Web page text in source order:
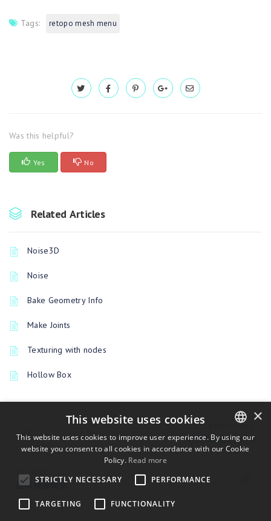
Tags: retopo mesh menu
Was this helpful?
Yes No
Related Articles
Noise3D
Noise
Bake Geometry Info
Make Joints
Texturing with nodes
Hollow Box
导入Retopo Room
虚拟镜像模式
ENGLISH
×
This website uses cookies
This website uses cookies to improve user experience. By using our
website you consent to all cookies in accordance with our Cookie
Policy. Read more
STRICTLY NECESSARY
PERFORMANCE
TARGETING FUNCTIONALITY